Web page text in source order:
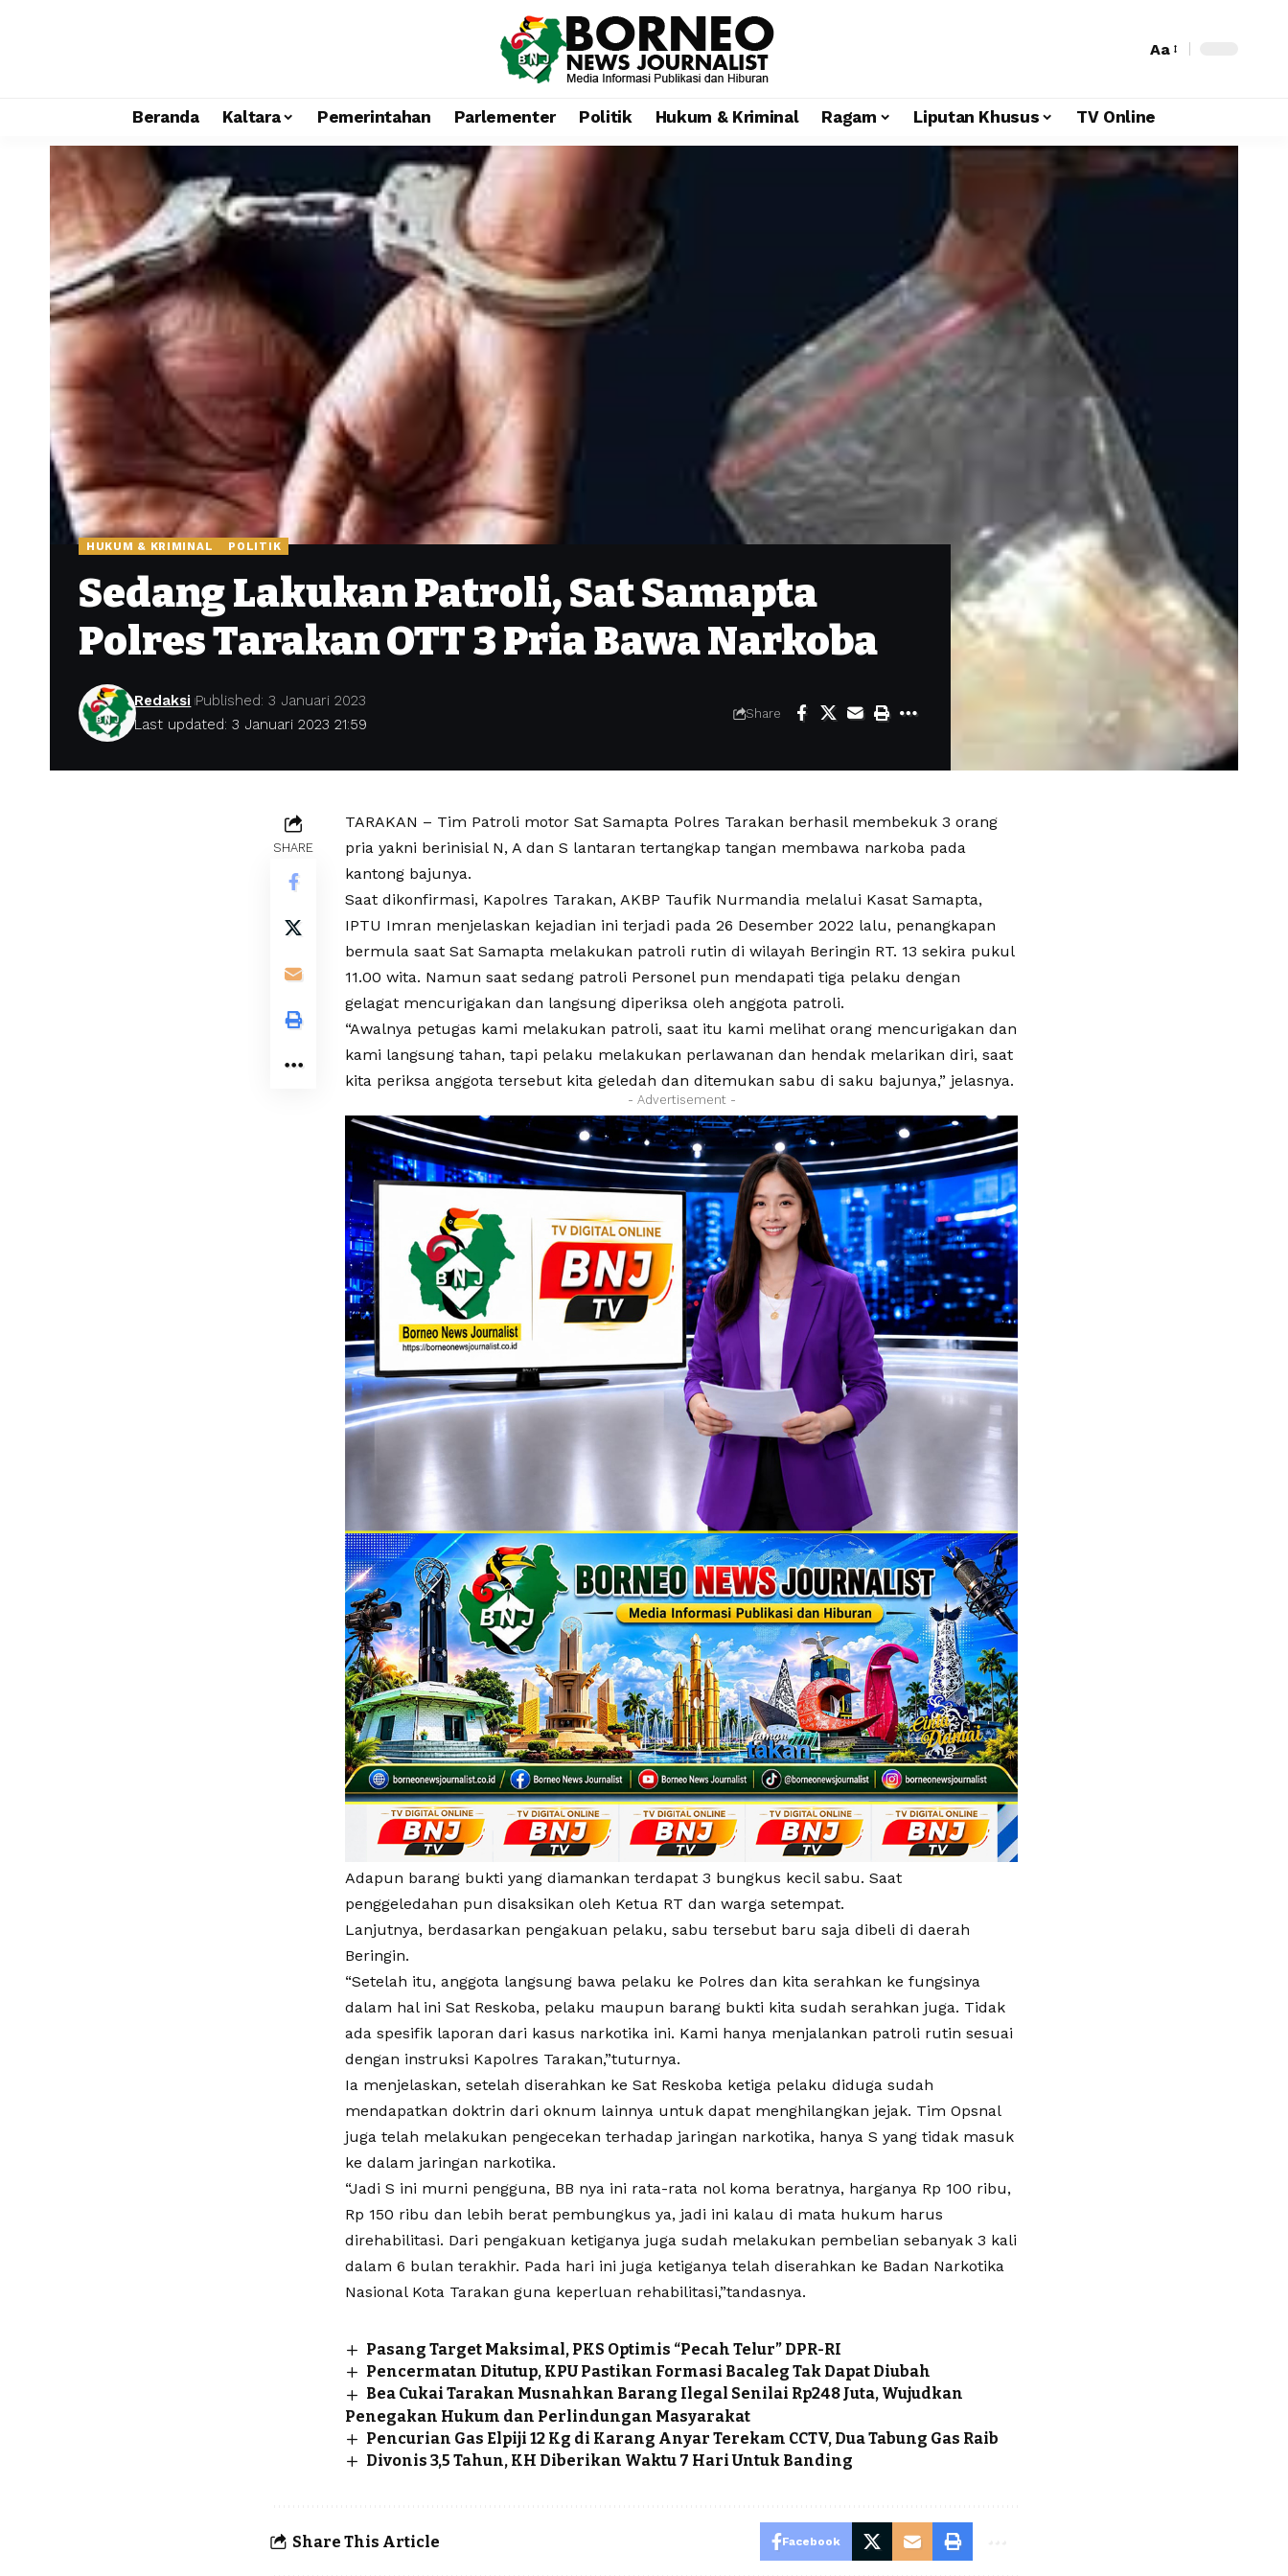
Aa
Beranda Kaltara Pemerintahan Parlementer Politik Hukum & Kriminal Ragam Liputan Khusus TV Online
HUKUM & KRIMINAL POLITIK
Sedang Lakukan Patroli, Sat Samapta
Polres Tarakan OTT 3 Pria Bawa Narkoba
Last updated: 3 Januari 2023 21:59
Redaksi Published: 3 Januari 2023
Share
SHARE
TARAKAN – Tim Patroli motor Sat Samapta Polres Tarakan berhasil membekuk 3 orang
pria yakni berinisial N, A dan S lantaran tertangkap tangan membawa narkoba pada
kantong bajunya.
Saat dikonfirmasi, Kapolres Tarakan, AKBP Taufik Nurmandia melalui Kasat Samapta,
IPTU Imran menjelaskan kejadian ini terjadi pada 26 Desember 2022 lalu, penangkapan
bermula saat Sat Samapta melakukan patroli rutin di wilayah Beringin RT. 13 sekira pukul
11.00 wita. Namun saat sedang patroli Personel pun mendapati tiga pelaku dengan
gelagat mencurigakan dan langsung diperiksa oleh anggota patroli.
“Awalnya petugas kami melakukan patroli, saat itu kami melihat orang mencurigakan dan
kami langsung tahan, tapi pelaku melakukan perlawanan dan hendak melarikan diri, saat
kita periksa anggota tersebut kita geledah dan ditemukan sabu di saku bajunya,” jelasnya.
- Advertisement -
Adapun barang bukti yang diamankan terdapat 3 bungkus kecil sabu. Saat
penggeledahan pun disaksikan oleh Ketua RT dan warga setempat.
Lanjutnya, berdasarkan pengakuan pelaku, sabu tersebut baru saja dibeli di daerah
Beringin.
“Setelah itu, anggota langsung bawa pelaku ke Polres dan kita serahkan ke fungsinya
dalam hal ini Sat Reskoba, pelaku maupun barang bukti kita sudah serahkan juga. Tidak
ada spesifik laporan dari kasus narkotika ini. Kami hanya menjalankan patroli rutin sesuai
dengan instruksi Kapolres Tarakan,”tuturnya.
Ia menjelaskan, setelah diserahkan ke Sat Reskoba ketiga pelaku diduga sudah
mendapatkan doktrin dari oknum lainnya untuk dapat menghilangkan jejak. Tim Opsnal
juga telah melakukan pengecekan terhadap jaringan narkotika, hanya S yang tidak masuk
ke dalam jaringan narkotika.
“Jadi S ini murni pengguna, BB nya ini rata-rata nol koma beratnya, harganya Rp 100 ribu,
Rp 150 ribu dan lebih berat pembungkus ya, jadi ini kalau di mata hukum harus
direhabilitasi. Dari pengakuan ketiganya juga sudah melakukan pembelian sebanyak 3 kali
dalam 6 bulan terakhir. Pada hari ini juga ketiganya telah diserahkan ke Badan Narkotika
Nasional Kota Tarakan guna keperluan rehabilitasi,”tandasnya.
Pasang Target Maksimal, PKS Optimis “Pecah Telur” DPR-RI
Pencermatan Ditutup, KPU Pastikan Formasi Bacaleg Tak Dapat Diubah
Bea Cukai Tarakan Musnahkan Barang Ilegal Senilai Rp248 Juta, Wujudkan
Penegakan Hukum dan Perlindungan Masyarakat
Pencurian Gas Elpiji 12 Kg di Karang Anyar Terekam CCTV, Dua Tabung Gas Raib
Divonis 3,5 Tahun, KH Diberikan Waktu 7 Hari Untuk Banding
Share This Article Facebook